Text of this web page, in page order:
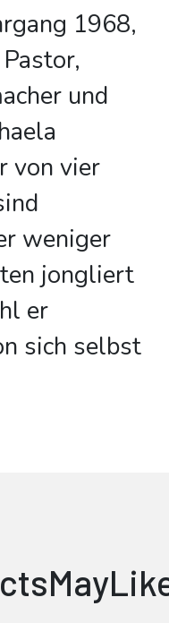
1968,
und
von vier
weniger
jongliert
er
sich selbst